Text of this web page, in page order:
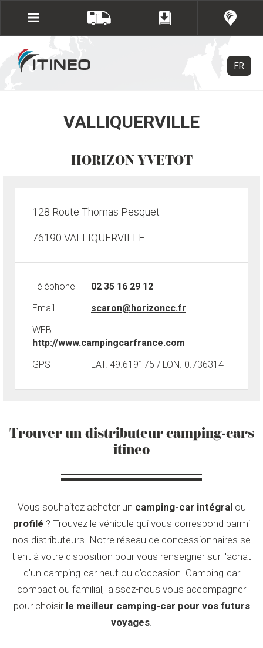
FR
VALLIQUERVILLE
HORIZON YVETOT
128 Route Thomas Pesquet
76190 VALLIQUERVILLE
Téléphone
02 35 16 29 12
Email
scaron@horizoncc.fr
WEB
http://www.campingcarfrance.com
GPS
LAT. 49.619175 / LON. 0.736314
Trouver un distributeur camping-cars
itineo
Vous souhaitez acheter un camping-car intégralou
profilé ? Trouvez le véhicule qui vous correspond parmi
nos distributeurs. Notre réseau de concessionnaires se
tient à votre disposition pour vous renseigner sur l'achat
d'un camping-car neuf ou d'occasion. Camping-car
compact ou familial, laissez-nous vous accompagner
pour choisir le meilleur camping-car pour vos futurs
voyages.